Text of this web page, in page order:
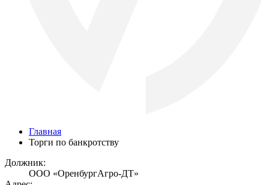
Главная
Торги по банкротству
Должник:
ООО «ОренбургАгро-ДТ»